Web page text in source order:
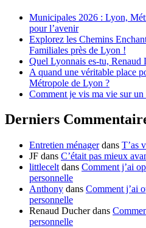
Municipales 2026 : Lyon,
pour l’avenir
Explorez les Chemins
Familiales près de Lyon !
Quel Lyonnais es-tu, Renaud
A quand une véritable place
Métropole de Lyon ?
Comment je vis ma vie sur un
Derniers
Entretien ménagerdans T’as
JF dans C’était pas mieux
littlecelt dans Comment j’ai
personnelle
Anthony dans Comment j’ai
personnelle
Renaud Ducherdans
personnelle